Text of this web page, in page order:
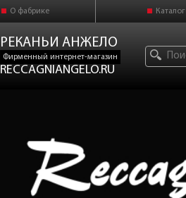
О фабрике Каталог
РЕКАНЬИ АНЖЕЛО
Фирменный интернет-магазин
RECCAGNIANGELO.RU